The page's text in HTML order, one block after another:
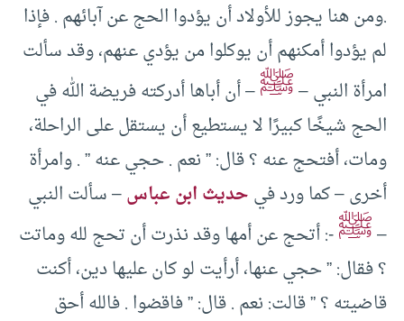
.ومن هنا يجوز للأولاد أن يؤدوا الحج عن آبائهم . فإذا
لم يؤدوا أمكنهم أن يوكلوا من يؤدي عنهم، وقد سألت
امرأة النبي –ﷺ– أن أباها أدركته فريضة الله في
الحج شيخًا كبيرًا لا يستطيع أن يستقل على الراحلة،
ومات، أفتحج عنه ؟ قال: ” نعم . حجي عنه ” . وامرأة
أخرى – كما ورد فيحديث ابن عباس– سألت النبي
–ﷺ-: أتحج عن أمها وقد نذرت أن تحج لله وماتت
؟ فقال: ” حجي عنها، أرأيت لو كان عليها دين، أكنت
قاضيته ؟ ” قالت: نعم . قال: ” فاقضوا . فالله أحق